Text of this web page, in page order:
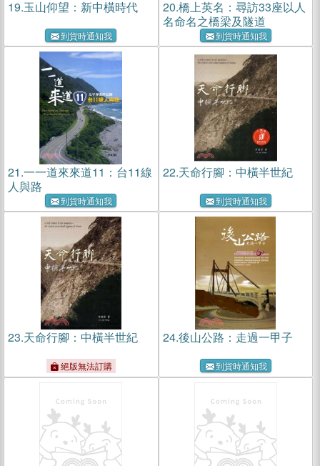
19.玉山仰望：新中橫時代
到貨時通知我
20.橋上英名：尋訪33座以人
名命名之橋梁及隧道
到貨時通知我
21.一一道來來道11：台11線
人與路
到貨時通知我
22.天命行腳：中橫半世紀
到貨時通知我
23.天命行腳：中橫半世紀
絕版無法訂購
24.後山公路：走過一甲子
到貨時通知我